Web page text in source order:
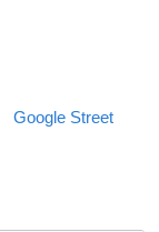
Google Street